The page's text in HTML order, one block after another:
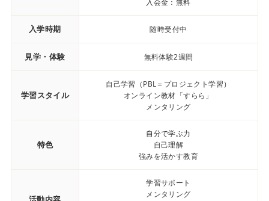
入会金：無料
入学時期 随時受付中
見学・体験 無料体験2週間
学習スタイル
自己学習（PBL＝プロジェクト学習）
オンライン教材「すらら」
メンタリング
特色
自分で学ぶ力
自己理解
強みを活かす教育
学習サポート
メンタリング